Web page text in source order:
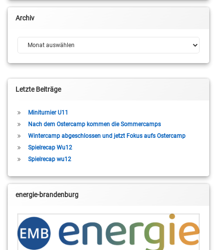
Archiv
Letzte Beiträge
Miniturnier U11
Nach dem Ostercamp kommen die Sommercamps
Wintercamp abgeschlossen und jetzt Fokus aufs Ostercamp
Spielrecap Wu12
Spielrecap wu12
energie-brandenburg